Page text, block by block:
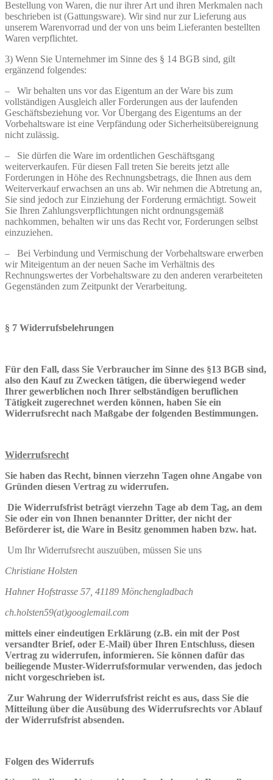
Bestellung von Waren, die nur ihrer Art und ihren Merkmalen nach
beschrieben ist (Gattungsware). Wir sind nur zur Lieferung aus
unserem Warenvorrad und der von uns beim Lieferanten bestellten
Waren verpflichtet.
3) Wenn Sie Unternehmer im Sinne des § 14 BGB sind, gilt
ergänzend folgendes:
– Wir behalten uns vor das Eigentum an der Ware bis zum
vollständigen Ausgleich aller Forderungen aus der laufenden
Geschäftsbeziehung vor. Vor Übergang des Eigentums an der
Vorbehaltsware ist eine Verpfändung oder Sicherheitsübereignung
nicht zulässig.
– Sie dürfen die Ware im ordentlichen Geschäftsgang
weiterverkaufen. Für diesen Fall treten Sie bereits jetzt alle
Forderungen in Höhe des Rechnungsbetrags, die Ihnen aus dem
Weiterverkauf erwachsen an uns ab. Wir nehmen die Abtretung an,
Sie sind jedoch zur Einziehung der Forderung ermächtigt. Soweit
Sie Ihren Zahlungsverpflichtungen nicht ordnungsgemäß
nachkommen, behalten wir uns das Recht vor, Forderungen selbst
einzuziehen.
– Bei Verbindung und Vermischung der Vorbehaltsware erwerben
wir Miteigentum an der neuen Sache im Verhältnis des
Rechnungswertes der Vorbehaltsware zu den anderen verarbeiteten
Gegenständen zum Zeitpunkt der Verarbeitung.
§ 7 Widerrufsbelehrungen
Für den Fall, dass Sie Verbraucher im Sinne des §13 BGB sind,
also den Kauf zu Zwecken tätigen, die überwiegend weder
Ihrer gewerblichen noch Ihrer selbständigen beruflichen
Tätigkeit zugerechnet werden können, haben Sie ein
Widerrufsrecht nach Maßgabe der folgenden Bestimmungen.
Widerrufsrecht
Sie haben das Recht, binnen vierzehn Tagen ohne Angabe von
Gründen diesen Vertrag zu widerrufen.
Die Widerrufsfrist beträgt vierzehn Tage ab dem Tag, an dem
Sie oder ein von Ihnen benannter Dritter, der nicht der
Beförderer ist, die Ware in Besitz genommen haben bzw. hat.
Um Ihr Widerrufsrecht auszuüben, müssen Sie uns
Christiane Holsten
Hahner Hofstrasse 57, 41189 Mönchengladbach
ch.holsten59(at)googlemail.com
mittels einer eindeutigen Erklärung (z.B. ein mit der Post
versandter Brief, oder E-Mail) über Ihren Entschluss, diesen
Vertrag zu widerrufen, informieren. Sie können dafür das
beiliegende Muster-Widerrufsformular verwenden, das jedoch
nicht vorgeschrieben ist.
Zur Wahrung der Widerrufsfrist reicht es aus, dass Sie die
Mitteilung über die Ausübung des Widerrufsrechts vor Ablauf
der Widerrufsfrist absenden.
Folgen des Widerrufs